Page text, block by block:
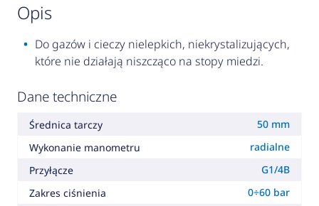
opis
Do gazów i cieczy nielepkich, niekrystalizujących,
które nie działają niszcząco na stopy miedzi.
Dane techniczne
Średnica tarczy
50 mm
Wykonanie manometru
radialne
Przyłącze
G1/4B
Zakres ciśnienia
0÷60 bar